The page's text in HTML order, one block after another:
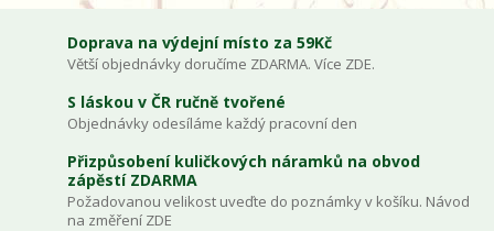
Doprava na výdejní místo za 59Kč
Větší objednávky doručíme ZDARMA. Více ZDE.
S láskou v ČR ručně tvořené
Objednávky odesíláme každý pracovní den
Přizpůsobení kuličkových náramků na obvod
zápěstí ZDARMA
Požadovanou velikost uveďte do poznámky v košíku. Návod
na změření ZDE